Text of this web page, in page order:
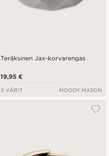
Teräksinen Jax-korvarengas
19,95 €
3 VÄRIT MOODY MASON